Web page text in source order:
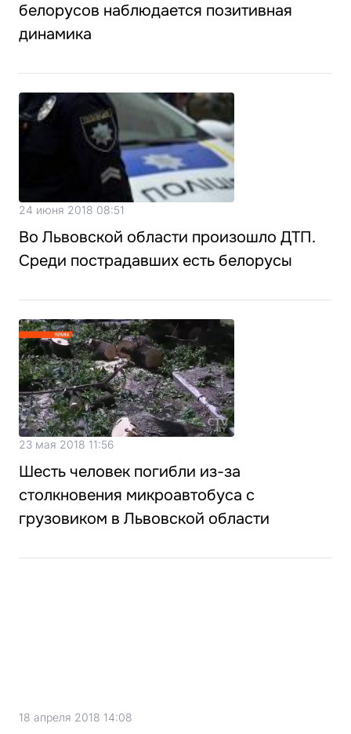
белорусов наблюдается позитивная
динамика
24 июня 2018 08:51
Во Львовской области произошло ДТП.
Среди пострадавших есть белорусы
23 мая 2018 11:56
Шесть человек погибли из-за
столкновения микроавтобуса с
грузовиком в Львовской области
18 апреля 2018 14:08